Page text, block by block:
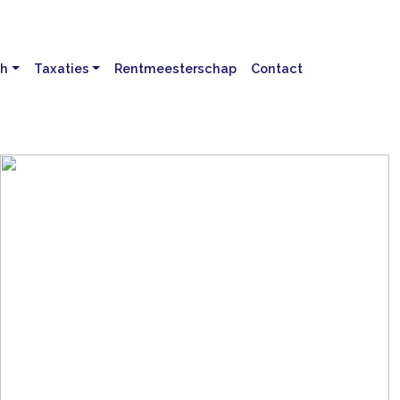
Taxaties Rentmeesterschap Contact